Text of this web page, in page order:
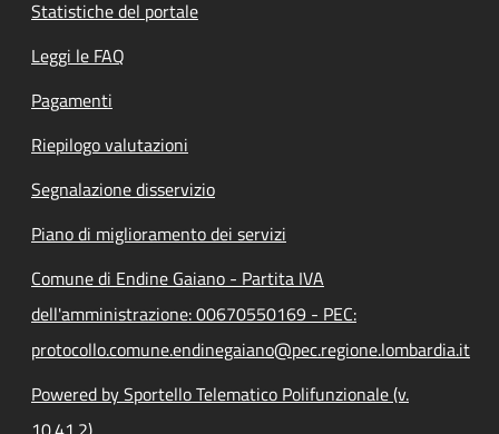
Statistiche del portale
Leggi le FAQ
Pagamenti
Riepilogo valutazioni
Segnalazione disservizio
Piano di miglioramento dei servizi
Comune di Endine Gaiano - Partita IVA
dell'amministrazione: 00670550169 - PEC:
protocollo.comune.endinegaiano@pec.regione.lombardia.it
Powered by Sportello Telematico Polifunzionale (v.